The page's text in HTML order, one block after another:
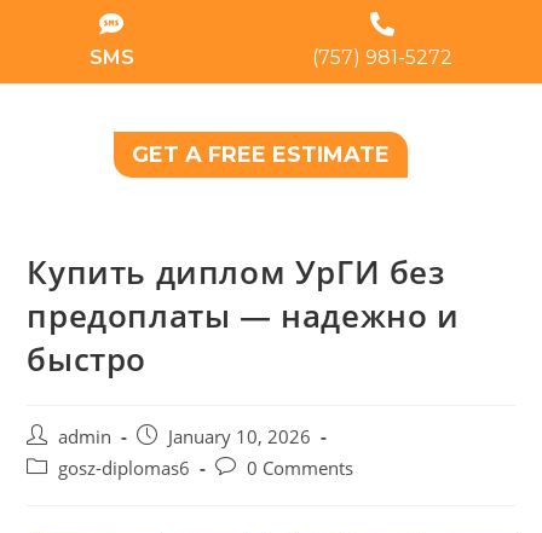
SMS (757) 981-5272
GET A FREE ESTIMATE
Купить диплом УрГИ без
предоплаты — надежно и
быстро
admin
January 10, 2026
gosz-diplomas6
0 Comments